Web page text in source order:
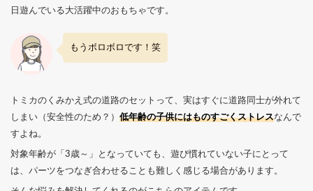
日遊んでいる大活躍中のおもちゃです。
もうボロボロです！笑
トミカのくみかえ式の道路のセットって、実はすぐに道路同士が外れて
しまい（安全性のため？） 低年齢の子供にはものすごくストレスなんで
すよね。
対象年齢が「3歳～」となっていても、遊び慣れていない子にとって
は、パーツをつなぎ合わせることも難しく感じる場合があります。